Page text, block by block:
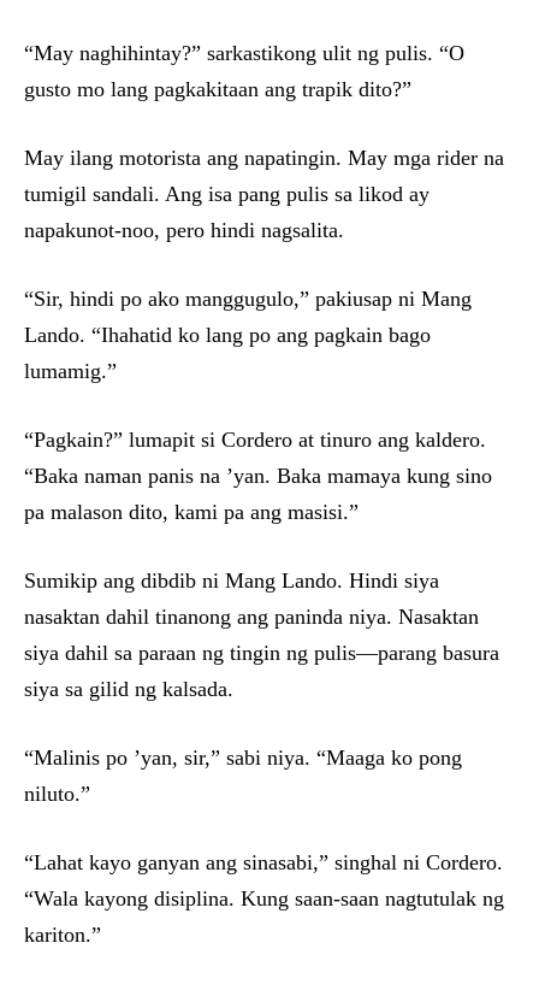
“May naghihintay?” sarkastikong ulit ng pulis. “O
gusto mo lang pagkakitaan ang trapik dito?”
May ilang motorista ang napatingin. May mga rider na
tumigil sandali. Ang isa pang pulis sa likod ay
napakunot-noo, pero hindi nagsalita.
“Sir, hindi po ako manggugulo,” pakiusap ni Mang
Lando. “Ihahatid ko lang po ang pagkain bago
lumamig.”
“Pagkain?” lumapit si Cordero at tinuro ang kaldero.
“Baka naman panis na ’yan. Baka mamaya kung sino
pa malason dito, kami pa ang masisi.”
Sumikip ang dibdib ni Mang Lando. Hindi siya
nasaktan dahil tinanong ang paninda niya. Nasaktan
siya dahil sa paraan ng tingin ng pulis—parang basura
siya sa gilid ng kalsada.
“Malinis po ’yan, sir,” sabi niya. “Maaga ko pong
niluto.”
“Lahat kayo ganyan ang sinasabi,” singhal ni Cordero.
“Wala kayong disiplina. Kung saan-saan nagtutulak ng
kariton.”